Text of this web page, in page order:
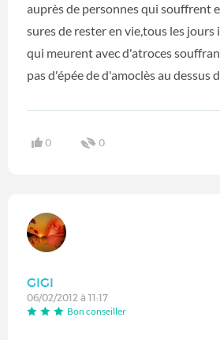
auprès de personnes qui souffrent
sures de rester en vie,tous les jours
qui meurent avec d'atroces
pas d'épée de d'amoclès au dessus
0 0
GIGI
06/02/2012 à 11:17
Bon conseiller